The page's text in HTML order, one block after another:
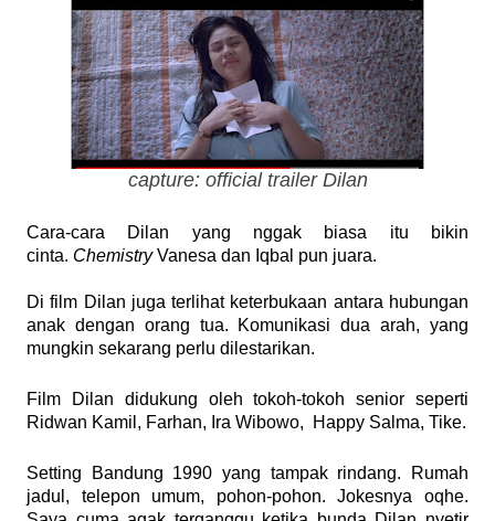
capture: official trailer Dilan
Cara-cara Dilan yang nggak biasa itu bikin
cinta. ChemistryVanesa dan Iqbal pun juara.
Di film Dilan juga terlihat keterbukaan antara hubungan
anak dengan orang tua. Komunikasi dua arah, yang
mungkin sekarang perlu dilestarikan.
Film Dilan didukung oleh tokoh-tokoh senior seperti
Ridwan Kamil, Farhan, Ira Wibowo, Happy Salma, Tike.
Setting Bandung 1990 yang tampak rindang. Rumah
jadul, telepon umum, pohon-pohon. Jokesnya oqhe.